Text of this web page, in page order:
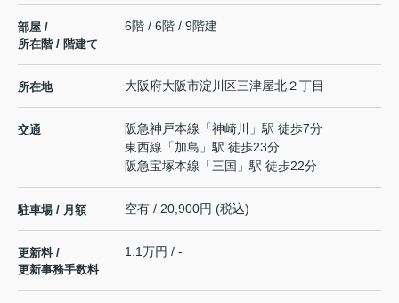
部屋 /
所在階 / 階建て
6階 / 6階 / 9階建
所在地 大阪府大阪市淀川区三津屋北２丁目
交通 阪急神戸本線 「神崎川
」駅 徒歩7分
東西線 「加島 」駅 徒歩23分
阪急宝塚本線 「三国 」駅 徒歩22分
駐車場 / 月額 空有 / 20,900円 (税込)
更新料 /
更新事務手数料
1.1万円 / -